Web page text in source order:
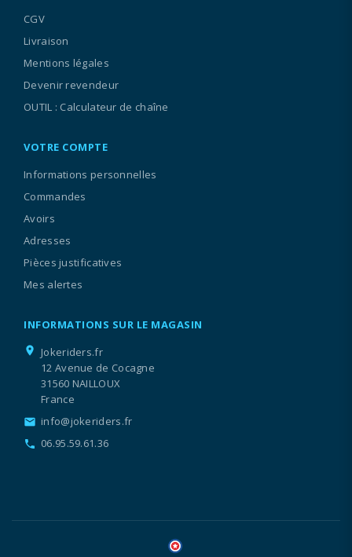
CGV
Livraison
Mentions légales
Devenir revendeur
OUTIL : Calculateur de chaîne
VOTRE COMPTE
Informations personnelles
Commandes
Avoirs
Adresses
Pièces justificatives
Mes alertes
INFORMATIONS SUR LE MAGASIN
location_on
Jokeriders.fr
12 Avenue de Cocagne
31560 NAILLOUX
France
email info@jokeriders.fr
call 06.95.59.61.36